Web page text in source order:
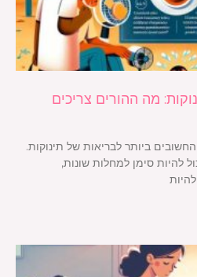
מה ההורים צריכים
ביותר לבריאות של תינוקות.
להיות סימן למחלות שונות,